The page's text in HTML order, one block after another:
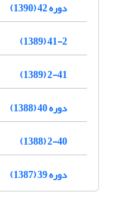
دوره 42 (1390)
41-2 (1389)
2-41 (1389)
دوره 40 (1388)
2-40 (1388)
دوره 39 (1387)